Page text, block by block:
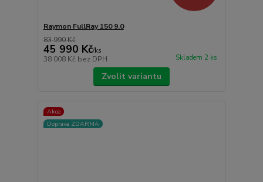
Raymon FullRay 150 9.0
83 990 Kč
45 990 Kč/ks
38 008 Kč bez DPH Skladem 2 ks
Zvolit variantu
Akce
Doprava ZDARMA